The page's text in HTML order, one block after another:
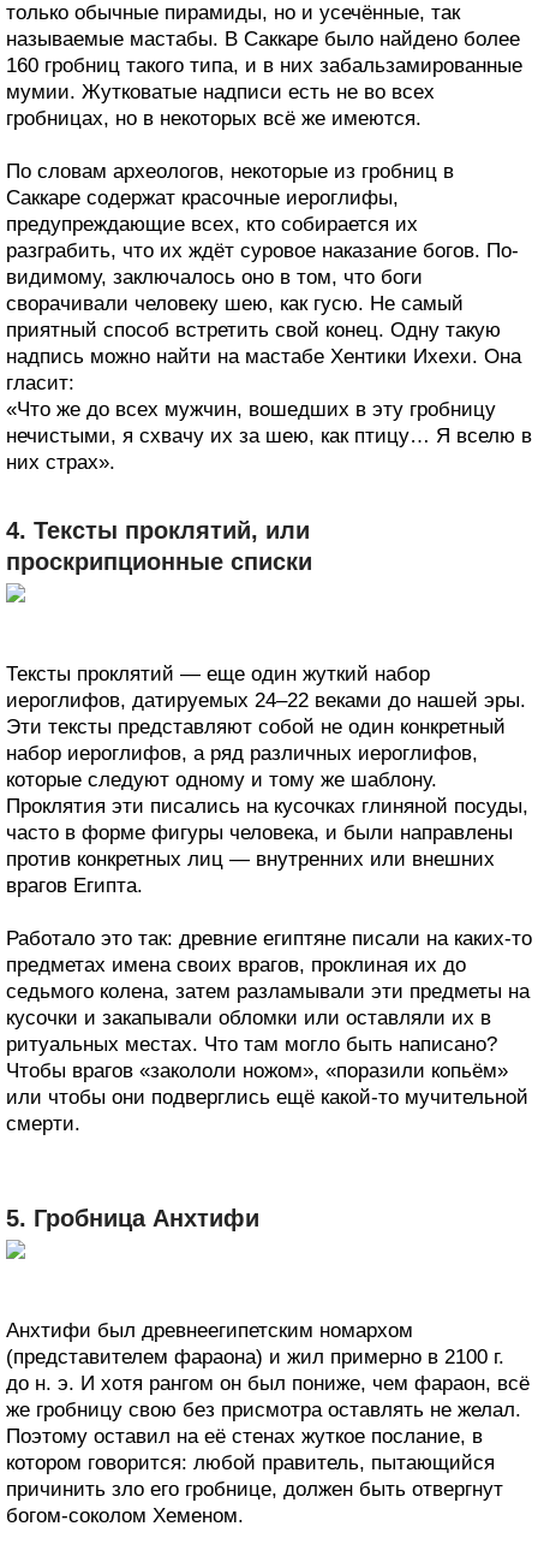
только обычные пирамиды, но и усечённые, так
называемые мастабы. В Саккаре было найдено более
160 гробниц такого типа, и в них забальзамированные
мумии. Жутковатые надписи есть не во всех
гробницах, но в некоторых всё же имеются.
По словам археологов, некоторые из гробниц в
Саккаре содержат красочные иероглифы,
предупреждающие всех, кто собирается их
разграбить, что их ждёт суровое наказание богов. По-
видимому, заключалось оно в том, что боги
сворачивали человеку шею, как гусю. Не самый
приятный способ встретить свой конец. Одну такую
надпись можно найти на мастабе Хентики Ихехи. Она
гласит:
«Что же до всех мужчин, вошедших в эту гробницу
нечистыми, я схвачу их за шею, как птицу… Я вселю в
них страх».
4. Тексты проклятий, или
проскрипционные списки
Тексты проклятий — еще один жуткий набор
иероглифов, датируемых 24–22 веками до нашей эры.
Эти тексты представляют собой не один конкретный
набор иероглифов, а ряд различных иероглифов,
которые следуют одному и тому же шаблону.
Проклятия эти писались на кусочках глиняной посуды,
часто в форме фигуры человека, и были направлены
против конкретных лиц — внутренних или внешних
врагов Египта.
Работало это так: древние египтяне писали на каких-то
предметах имена своих врагов, проклиная их до
седьмого колена, затем разламывали эти предметы на
кусочки и закапывали обломки или оставляли их в
ритуальных местах. Что там могло быть написано?
Чтобы врагов «закололи ножом», «поразили копьём»
или чтобы они подверглись ещё какой-то мучительной
смерти.
5. Гробница Анхтифи
Анхтифи был древнеегипетским номархом
(представителем фараона) и жил примерно в 2100 г.
до н. э. И хотя рангом он был пониже, чем фараон, всё
же гробницу свою без присмотра оставлять не желал.
Поэтому оставил на её стенах жуткое послание, в
котором говорится: любой правитель, пытающийся
причинить зло его гробнице, должен быть отвергнут
богом-соколом Хеменом.